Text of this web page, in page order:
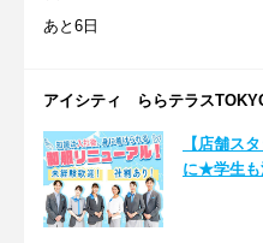
あと6日
アイシティ ららテラス
【店舗ス
に★学生も